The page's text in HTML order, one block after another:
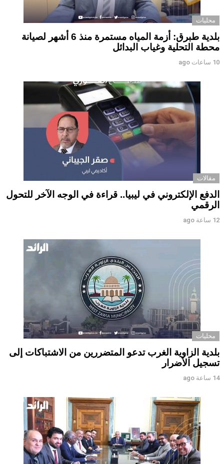
محليات
بلدية طبرق: أزمة المياه مستمرة منذ 6 أشهر لصيانة
محطة التحلية وغياب البدائل ‏ ‏
10 ساعات ago
مقالات
الدفع الإلكتروني في ليبيا.. قراءة في الوجه الآخر للتحول
الرقمي ‏
12 ساعة ago
محليات
بلدية الزاوية الغرب تدعو المتضررين من الاشتباكات إلى
تسجيل الأضرار
14 ساعة ago